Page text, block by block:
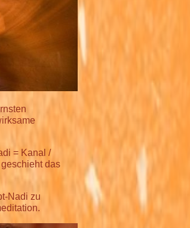
= Kanal /
das
Nadi zu